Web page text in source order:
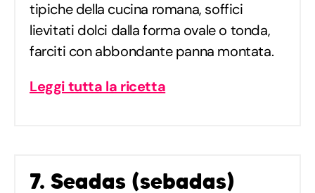
tipiche della cucina romana, soffici
lievitati dolci dalla forma ovale o tonda,
farciti con abbondante panna montata.
Leggi tutta la ricetta
7. Seadas (sebadas)